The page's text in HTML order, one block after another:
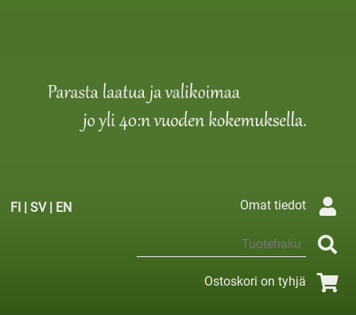
FI | SV| EN Omat tiedot
Ostoskori on tyhjä